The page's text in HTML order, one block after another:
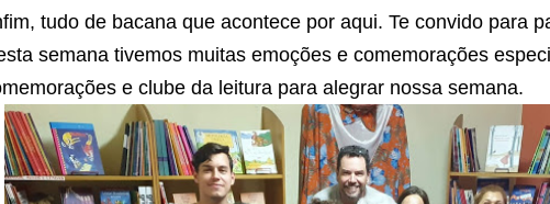
tudo de bacana que acontece por aqui. Te convido para
semana tivemos muitas emoções e comemorações
e clube da leitura para alegrar nossa semana.